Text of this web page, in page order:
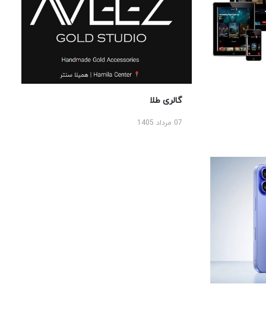
گالری طلا
07 مرداد 1405